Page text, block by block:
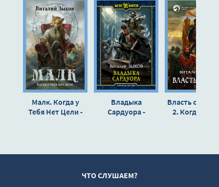
Malk.-I-kogda-ty-ee-nashel-08-Glava-devyataya-v-kotoroy-
Malk.-I-kogda-ty-ee-nashel-09-Glava-desyataya-v-kotoroy-
Malk.-I-kogda-ty-ee-nashel-10-Glava-odinnadcataya-v-kotoroy-
Malk.-I-kogda-ty-ee-nashel-11-Glava-dvenadcataya-v-kotoroy-
Malk.-I-kogda-ty-ee-nashel-12-Glava-trinadcataya-v-kotoroy-
Malk.-I-kogda-ty-ee-nashel-13-Glava-chetyrnadcataya-v-kotoroy-
Малк. Когда у
Тебя Нет Цели -
Владыка
Сардуора -
Власть силы.
2. Когда
ЧТО СЛУШАЕМ?